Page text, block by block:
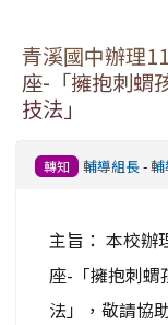
青溪國中辦理
座-「擁抱刺蝟
技法」
轉知 輔導組長-輔
主旨： 本校辦
座-「擁抱刺蝟
法」，敬請協